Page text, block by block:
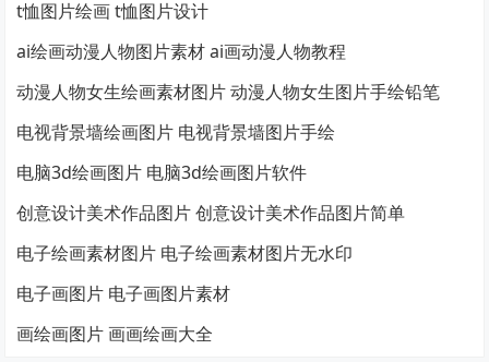
t恤图片绘画 t恤图片设计
ai绘画动漫人物图片素材 ai画动漫人物教程
动漫人物女生绘画素材图片 动漫人物女生图片手绘铅笔
电视背景墙绘画图片 电视背景墙图片手绘
电脑3d绘画图片 电脑3d绘画图片软件
创意设计美术作品图片 创意设计美术作品图片简单
电子绘画素材图片 电子绘画素材图片无水印
电子画图片 电子画图片素材
画绘画图片 画画绘画大全